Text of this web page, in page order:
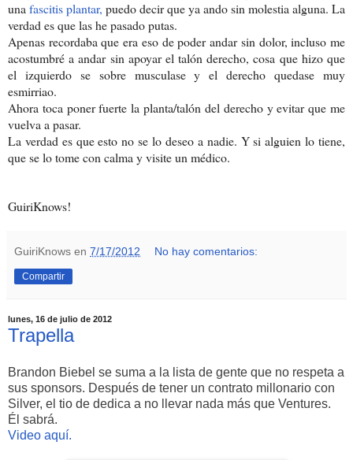
una fascitis plantar, puedo decir que ya ando sin molestia alguna. La
verdad es que las he pasado putas.
Apenas recordaba que era eso de poder andar sin dolor, incluso me
acostumbré a andar sin apoyar el talón derecho, cosa que hizo que
el izquierdo se sobre musculase y el derecho quedase muy
esmirriao.
Ahora toca poner fuerte la planta/talón del derecho y evitar que me
vuelva a pasar.
La verdad es que esto no se lo deseo a nadie. Y si alguien lo tiene,
que se lo tome con calma y visite un médico.
GuiriKnows!
GuiriKnows en 7/17/2012 No hay comentarios:
Compartir
lunes, 16 de julio de 2012
Trapella
Brandon Biebel se suma a la lista de gente que no respeta a
sus sponsors. Después de tener un contrato millonario con
Silver, el tio de dedica a no llevar nada más que Ventures.
Él sabrá.
Video aquí.